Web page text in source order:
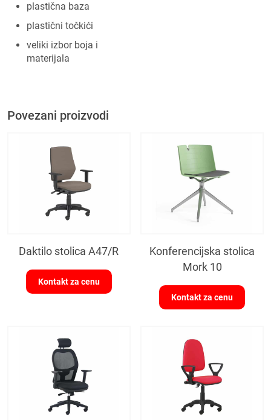
plastična baza
plastični točkići
veliki izbor boja i
materijala
Povezani proizvodi
Daktilo stolica A47/R
Kontakt za cenu
Konferencijska stolica
Mork 10
Kontakt za cenu